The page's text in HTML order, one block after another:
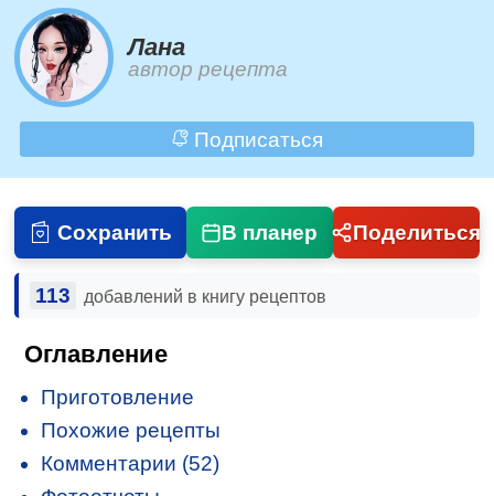
Лана
автор рецепта
Подписаться
Сохранить В планер Поделиться
113 добавлений в книгу рецептов
Оглавление
Приготовление
Похожие рецепты
Комментарии (52)